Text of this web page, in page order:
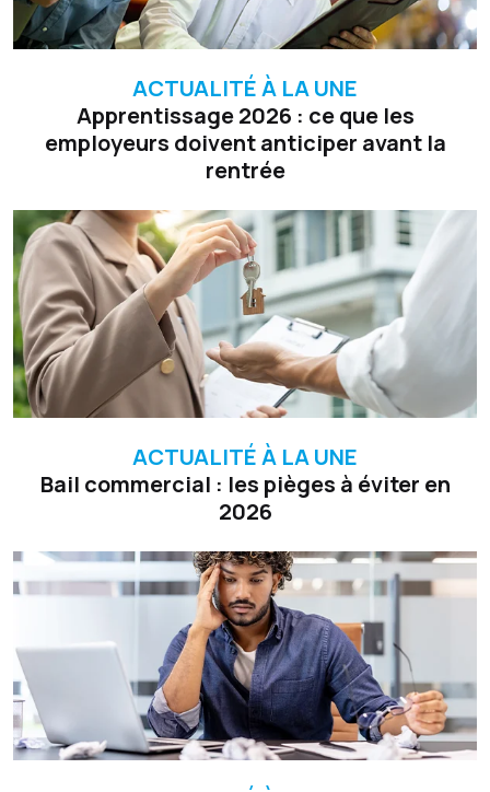
ACTUALITÉ À LA UNE
Apprentissage 2026 : ce que les
employeurs doivent anticiper avant la
rentrée
ACTUALITÉ À LA UNE
Bail commercial : les pièges à éviter en
2026